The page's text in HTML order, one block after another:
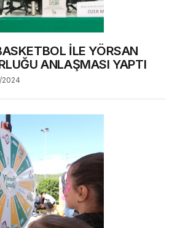
İLE YÖRSAN
ANLAŞMASI YAPTI
2024